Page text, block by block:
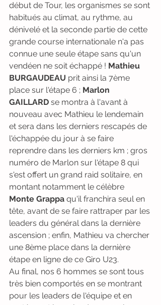
début de Tour, les organismes se sont
habitués au climat, au rythme, au
dénivelé et la seconde partie de cette
grande course internationale n'a pas
connue une seule étape sans qu'un
vendéen ne soit échappé ! Mathieu
BURGAUDEAU prit ainsi la 7ème
place sur l'étape 6 ; Marlon
GAILLARD se montra à l'avant à
nouveau avec Mathieu le lendemain
et sera dans les derniers rescapés de
l'échappée du jour à se faire
reprendre dans les derniers km ; gros
numéro de Marlon sur l'étape 8 qui
s'est offert un grand raid solitaire, en
montant notamment le célèbre
Monte Grappa qu'il franchira seul en
tête, avant de se faire rattraper par les
leaders du général dans la dernière
ascension ; enfin, Mathieu va chercher
une 8ème place dans la dernière
étape en ligne de ce Giro U23.
Au final, nos 6 hommes se sont tous
très bien comportés en se montrant
pour les leaders de l'équipe et en